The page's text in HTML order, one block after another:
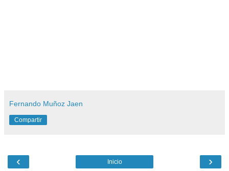
Fernando Muñoz Jaen
Compartir
‹ ›
Inicio